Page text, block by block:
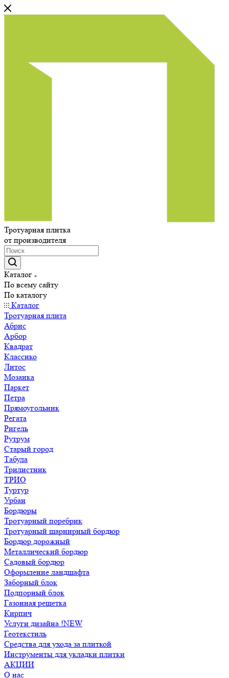
Тротуарная плитка
от производителя
Каталог
По всему сайту
По каталогу
Каталог
Тротуарная плита
Абрис
Арбор
Квадрат
Классико
Литос
Мозаика
Паркет
Петра
Прямоугольник
Регата
Ригель
Рутрум
Старый город
Табула
Трилистник
ТРИО
Туртур
Урбан
Бордюры
Тротуарный поребрик
Тротуарный шарнирный бордюр
Бордюр дорожный
Металлический бордюр
Садовый бордюр
Оформление ландшафта
Заборный блок
Подпорный блок
Газонная решетка
Кирпич
Услуги дизайна !NEW
Геотекстиль
Средства для ухода за плиткой
Инструменты для укладки плитки
АКЦИИ
О нас